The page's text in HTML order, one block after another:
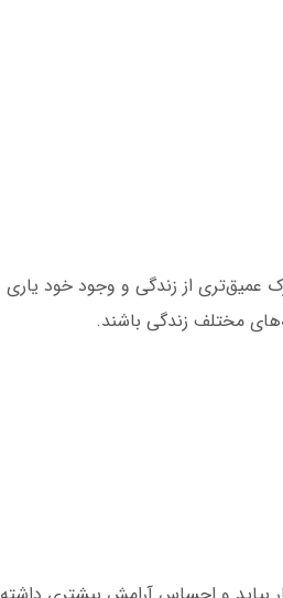
عمیق‌تری از زندگی و وجود خود یاری
مختلف زندگی باشند.